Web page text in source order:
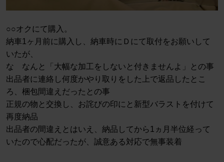
○○オクにて購入。
納車1ヶ月前に購入し、納車時にＤにて取付をお願いして
いたが、
な なんと「大幅な加工をしないと付きませんよ」との事
出品者に連絡し何度かやり取りをした上で返品したとこ
ろ、梱包間違えだったとの事
正規の物と交換し、お詫びの印にと新型バラストを付けて
再度納品
出品者の間違えとはいえ、納品してから1ヵ月半位経って
いたので心配だったが、誠意ある対応で無事装着